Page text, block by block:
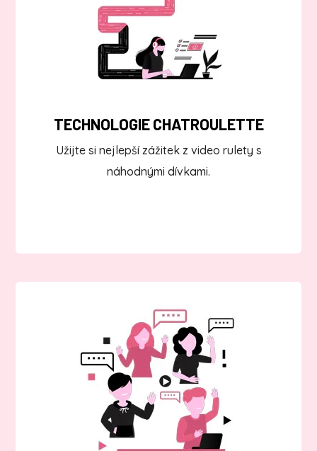
TECHNOLOGIE CHATROULETTE
Užijte si nejlepší zážitek z video rulety s
náhodnými dívkami.